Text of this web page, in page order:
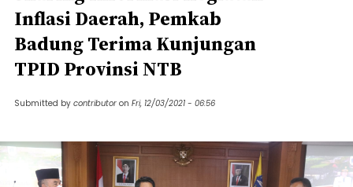
Inflasi Daerah, Pemkab
Badung Terima Kunjungan
TPID Provinsi NTB
Submitted by contributor on Fri, 12/03/2021 - 06:56